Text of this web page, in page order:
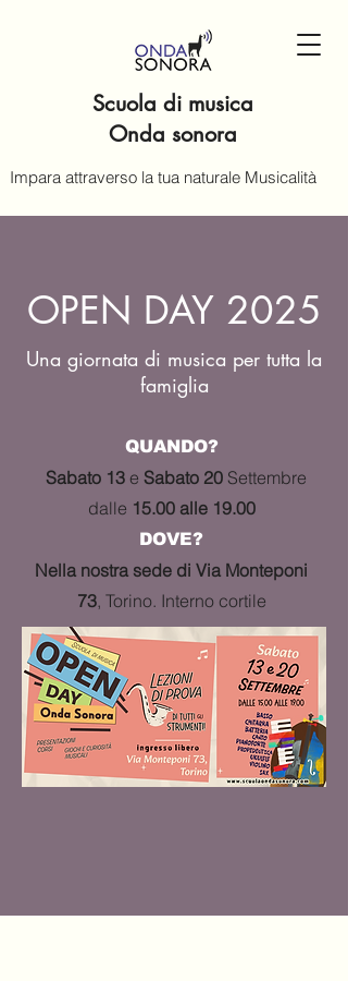
Scuola di musica
Onda sonora
Impara attraverso la tua naturale Musicalità
OPEN DAY 2025
Una giornata di musica per tutta la
famiglia
QUANDO?
Sabato 13 e Sabato 20Settembre
dalle 15.00 alle 19.00
DOVE?
Nella nostra sede di Via Monteponi
73, Torino. Interno cortile